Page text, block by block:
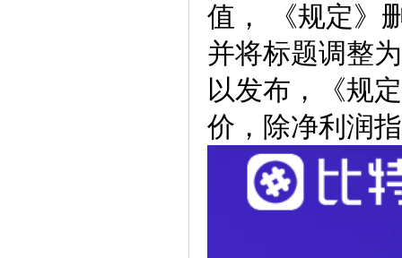
值， 《规定》
并将标题调整
以发布，《规
价，除净利润